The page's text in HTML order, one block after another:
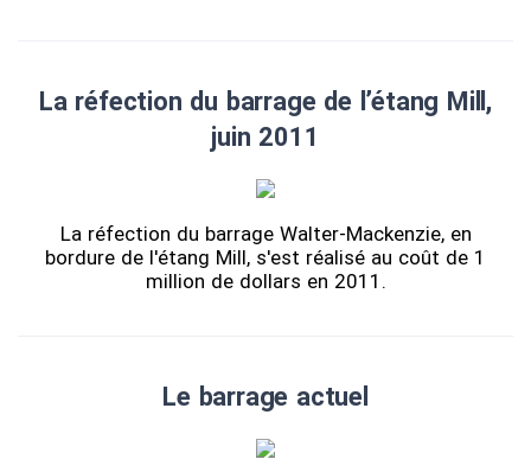
La réfection du barrage de l’étang Mill,
juin 2011
La réfection du barrage Walter-Mackenzie, en
bordure de l'étang Mill, s'est réalisé au coût de 1
million de dollars en 2011.
Le barrage actuel